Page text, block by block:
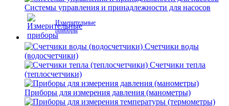
Системы управления и принадлежности для насосов
Измерительные
приборы
Счетчики воды
(водосчетчики)
Счетчики тепла
(теплосчетчики)
Приборы для измерения давления (манометры)